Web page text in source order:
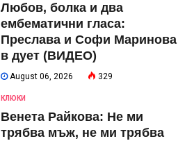
Любов, болка и два
ембематични гласа:
Преслава и Софи Маринова
в дует (ВИДЕО)
August 06, 2026 329
КЛЮКИ
Венета Райкова: Не ми
трябва мъж, не ми трябва